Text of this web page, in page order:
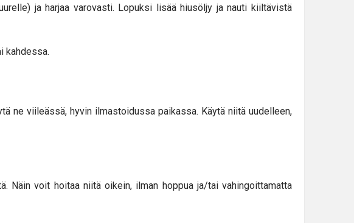
ja harjaa varovasti. Lopuksi lisää hiusöljy ja nauti kiiltävistä
kahdessa.
ne viileässä, hyvin ilmastoidussa paikassa. Käytä niitä uudelleen,
Näin voit hoitaa niitä oikein, ilman hoppua ja/tai vahingoittamatta